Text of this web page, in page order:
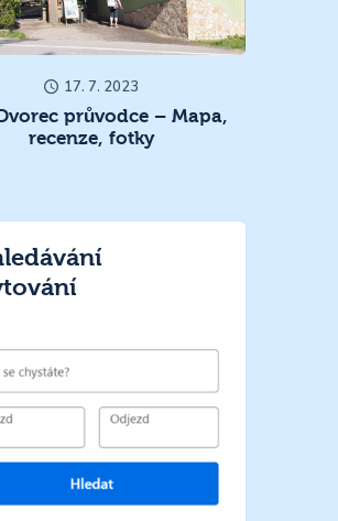
17. 7. 2023
průvodce – Mapa,
recenze, fotky